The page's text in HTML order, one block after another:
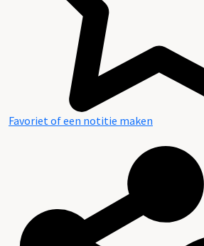
Favoriet of een notitie maken